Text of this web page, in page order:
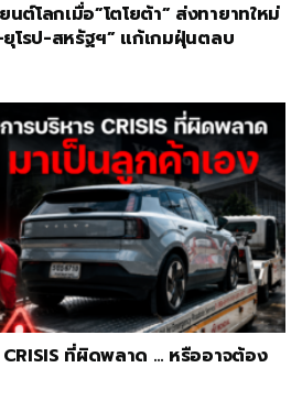
ต์โลกเมื่อ”โตโยต้า” ส่งทายาทใหม่
โรป-สหรัฐฯ” แก้เกมฝุ่นตลบ
ที่ผิดพลาด … หรืออาจต้อง